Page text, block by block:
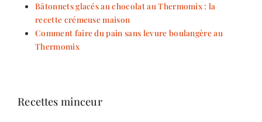
Bâtonnets glacés au chocolat au Thermomix : la
recette crémeuse maison
Comment faire du pain sans levure boulangère au
Thermomix
Recettes minceur